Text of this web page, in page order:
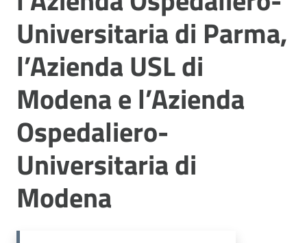
Universitaria di Parma,
l’Azienda USL di
Modena e l’Azienda
Ospedaliero-
Universitaria di
Modena